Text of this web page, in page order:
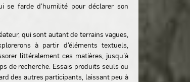
se farde d'humilité pour déclarer son
qui sont autant de terrains vagues,
à partir d’éléments textuels,
littéralement ces matières, jusqu’à
de recherche. Essais produits seuls ou
des autres participants, laissant peu à